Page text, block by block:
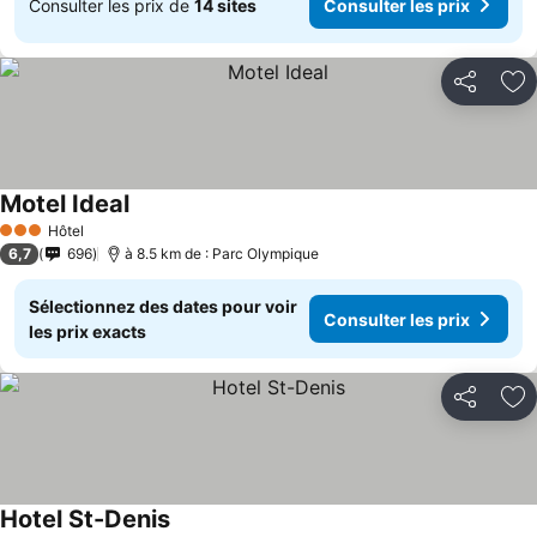
Consulter les prix de 14 sites Consulter les prix
Partager
3 ÉtoilesHôtel
Motel Ideal
6,7 696 à 8.5 km de : Parc Olympique
Sélectionnez des dates pour voir
les prix exacts
Consulter les prix
Partager
Hotel St-Denis